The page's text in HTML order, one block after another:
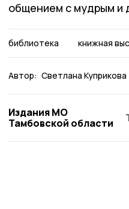
общением с мудрым и
библиотека книжная
Автор: Светлана Куприкова
Издания МО
Тамбовской области